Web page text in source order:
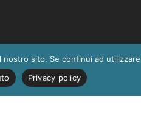
sito. Se continui ad
Privacy policy